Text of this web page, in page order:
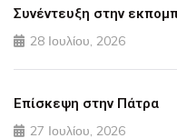
Συνέντευξη στην
28 Ιουλίου, 2026
Επίσκεψη στην Πάτρα
27 Ιουλίου, 2026